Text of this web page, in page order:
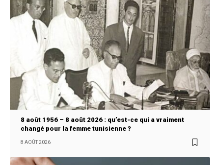
8 août 1956 – 8 août 2026 : qu’est-ce qui a vraiment
changé pour la femme tunisienne ?
8 AOÛT 2026